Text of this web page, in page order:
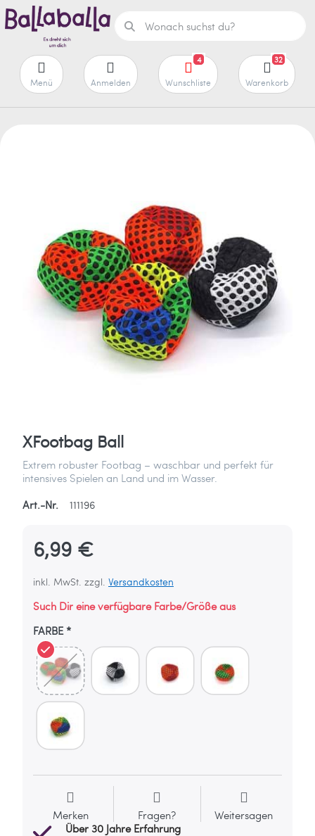
Menü Anmelden
4
Wunschliste
32
Warenkorb
XFootbag Ball
Extrem robuster Footbag – waschbar und perfekt für
intensives Spielen an Land und im Wasser.
Art.-Nr.
111196
6,99 €
inkl. MwSt. zzgl. Versandkosten
Such Dir eine verfügbare Farbe/Größe aus
FARBE
Merken Fragen?
Weitersagen
Über 30 Jahre Erfahrung